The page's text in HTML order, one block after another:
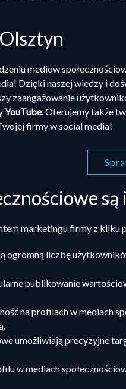
mediów
Dzięki naszej wiedzy i
zaangażowanie
YouTube. Oferujemy także
firmy w social media!
marketingu firmy z kilku
ogromną liczbę
publikowanie
na profilach w mediach
umożliwiają precyzyjne
w mediach